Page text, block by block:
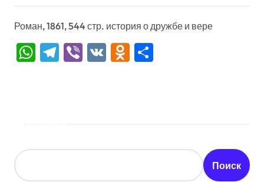
Роман, 1861, 544 стр. история о дружбе и вере
WhatsApp
Telegram
Viber
VK Odnoklassniki
Поиск